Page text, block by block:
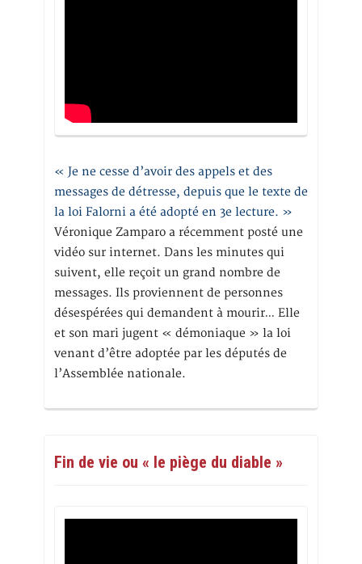
« Je ne cesse d’avoir des appels et des
messages de détresse, depuis que le texte de
la loi Falorni a été adopté en 3e lecture. »
Véronique Zamparo a récemment posté une
vidéo sur internet. Dans les minutes qui
suivent, elle reçoit un grand nombre de
messages. Ils proviennent de personnes
désespérées qui demandent à mourir… Elle
et son mari jugent « démoniaque » la loi
venant d’être adoptée par les députés de
l’Assemblée nationale.
Fin de vie ou « le piège du diable »